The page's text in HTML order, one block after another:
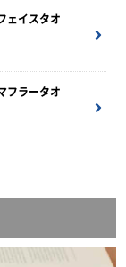
ェイスタオ
フラータオ